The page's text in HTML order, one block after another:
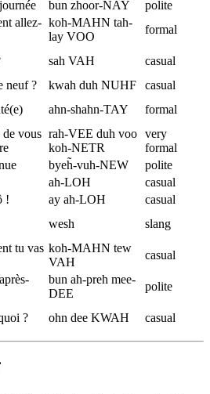
bun zhoor-NAY
polite
allez- koh-MAHN tah-
lay VOO
formal
sah VAH
casual
neuf ? kwah duh NUHF
casual
ahn-shahn-TAY
formal
vous rah-VEE duh voo
koh-NETR
very
formal
byeh̃-vuh-NEW
polite
ah-LOH
casual
! ay ah-LOH
casual
wesh
slang
tu vas koh-MAHN tew
VAH
casual
bun ah-preh mee-
DEE
polite
? ohn dee KWAH casual